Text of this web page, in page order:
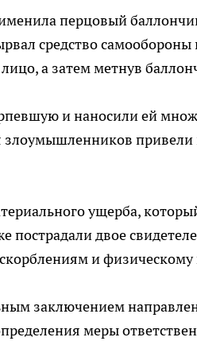
перцовый
средство самообороны
а затем метнув
и наносили ей
привели
ущерба,
пострадали двое
и
заключением
меры